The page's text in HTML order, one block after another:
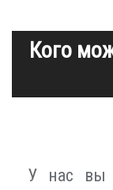
Кого
У нас вы